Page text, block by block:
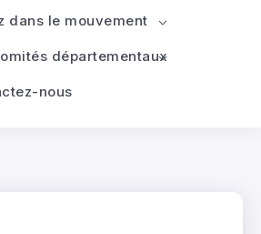
dans le mouvement
départementaux
nous